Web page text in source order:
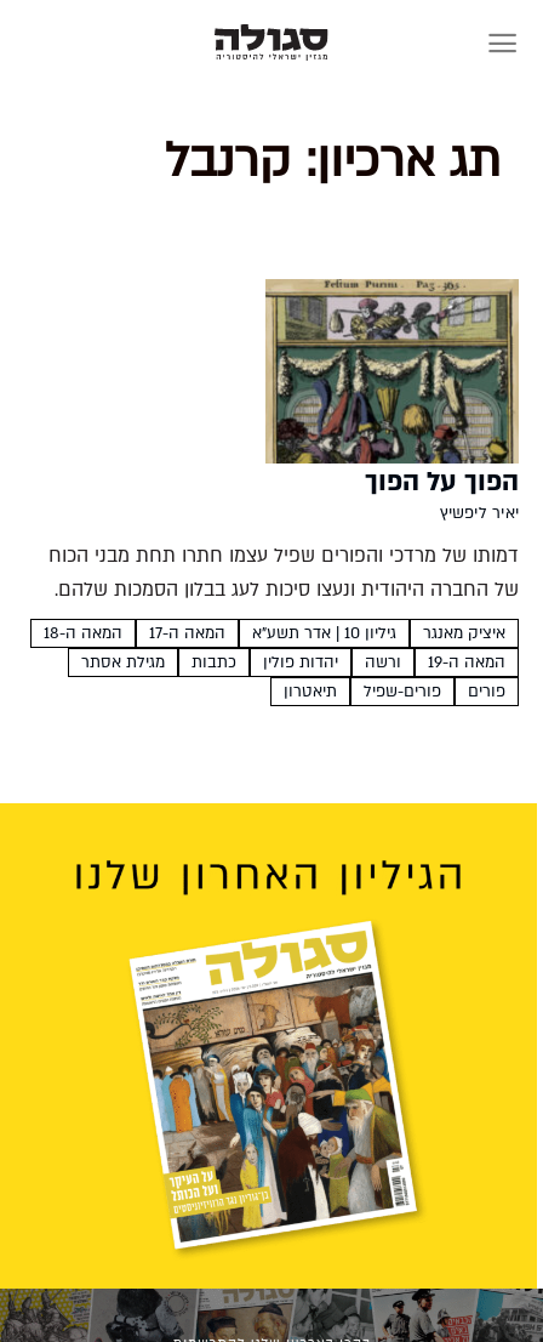
תג ארכיון: קרנבל
הפוך על הפוך
יאיר ליפשיץ
דמותו של מרדכי והפורים שפיל עצמו חתרו תחת מבני הכוח
של החברה היהודית ונעצו סיכות לעג בבלון הסמכות שלהם.
גיבורי הפורים שפיל- המן גבוה ואצילי, מרדכי גוץ וושתי מגולמת
על ידי דמות גברית- אפשרו לשחקנים...
איציק מאנגר גיליון 10 | אדר תשע"א המאה ה-17
המאה ה-18
המאה ה-19
ורשה יהדות פולין כתבות
מגילת אסתר
פורים
פורים-שפיל תיאטרון